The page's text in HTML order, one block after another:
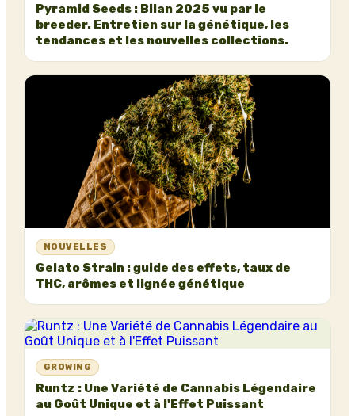
Pyramid Seeds : Bilan 2025 vu par le
breeder. Entretien sur la génétique, les
tendances et les nouvelles collections.
NOUVELLES
Gelato Strain : guide des effets, taux de
THC, arômes et lignée génétique
GROWING
Runtz : Une Variété de Cannabis Légendaire
au Goût Unique et à l'Effet Puissant